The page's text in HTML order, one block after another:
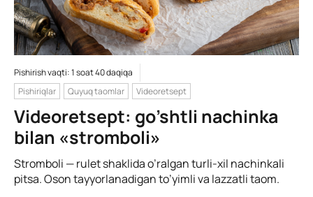
Pishirish vaqti: 1 soat 40 daqiqa
Pishiriqlar
Quyuq taomlar Videoretsept
Videoretsept: go’shtli nachinka
bilan «stromboli»
Stromboli — rulet shaklida o’ralgan turli-xil nachinkali
pitsa. Oson tayyorlanadigan to’yimli va lazzatli taom.